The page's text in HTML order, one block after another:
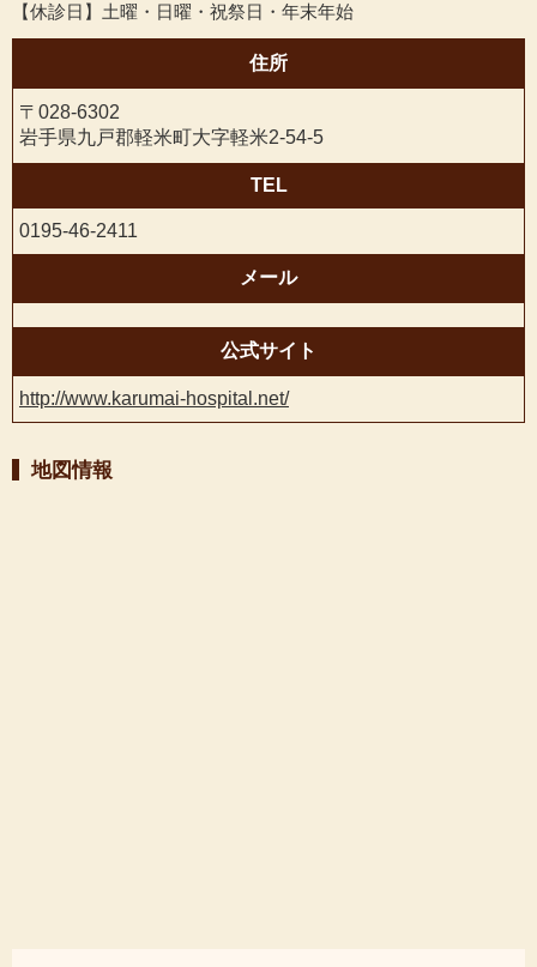
【休診日】土曜・日曜・祝祭日・年末年始
住所
〒028-6302
岩手県九戸郡軽米町大字軽米2-54-5
TEL
0195-46-2411
メール
公式サイト
http://www.karumai-hospital.net/
地図情報